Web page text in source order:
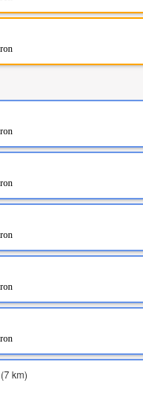
(7 km)